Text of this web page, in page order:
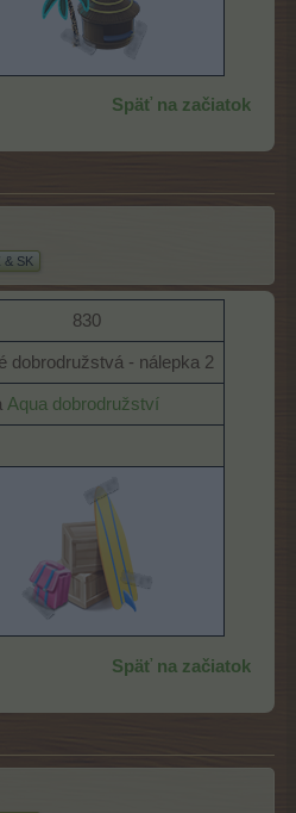
Späť na začiatok
& SK
830​
dobrodružstvá - nálepka 2
Aqua dobrodružství
Späť na začiatok